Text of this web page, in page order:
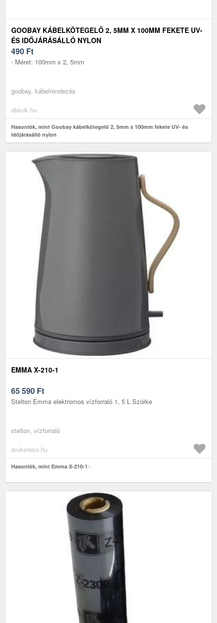
GOOBAY KÁBELKÖTEGELŐ 2, 5MM X 100MM FEKETE UV-
ÉS IDŐJÁRÁSÁLLÓ NYLON
490 Ft
- Méret: 100mm x 2, 5mm
goobay, kábelrendezés
akkuk.hu
Hasonlók, mint Goobay kábelkötegelő 2, 5mm x 100mm fekete UV- és
időjárásálló nylon
EMMA X-210-1
65 590 Ft
Stelton Emma elektromos vízforraló 1, 5 L Szürke
stelton, vízforraló
arukereso.hu
Hasonlók, mint Emma X-210-1